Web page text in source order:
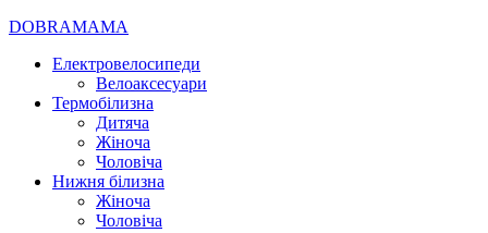
DOBRAMAMA
Електровелосипеди
Велоаксесуари
Термобілизна
Дитяча
Жіноча
Чоловіча
Нижня білизна
Жіноча
Чоловіча